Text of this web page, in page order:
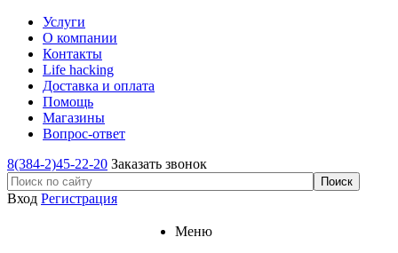
Услуги
О компании
Контакты
Life hacking
Доставка и оплата
Помощь
Магазины
Вопрос-ответ
8(384-2)45-22-20 Заказать звонок
Вход Регистрация
Меню